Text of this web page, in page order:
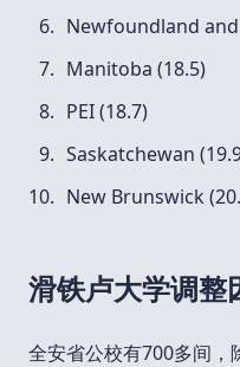
Newfoundland
Manitoba (18.5)
PEI (18.7)
Saskatchewan
New Brunswick
滑铁卢大学调整
全安省公校有700多间，